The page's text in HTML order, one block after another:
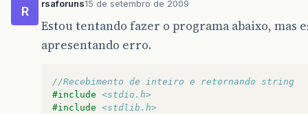
R
rsaforuns15 de setembro de 2009
Estou tentando fazer o programa abaixo, mas
apresentando erro.
//Recebimento de inteiro e retornando string
#include <stdio.h>
#include <stdlib.h>